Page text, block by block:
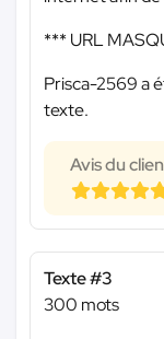
*** URL
Prisca-2569 a
texte.
Avis du
Texte #3
300 mots